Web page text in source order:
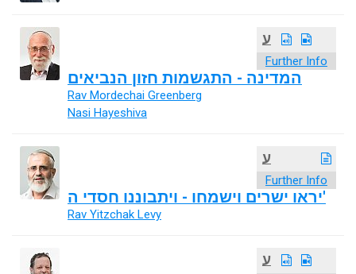
ע
Further Info
המדינה - התגשמות חזון הנביאים
Rav Mordechai Greenberg
Nasi Hayeshiva
ע
Further Info
יראו ישרים וישמחו - ויתבוננו חסדי ה'
Rav Yitzchak Levy
ע